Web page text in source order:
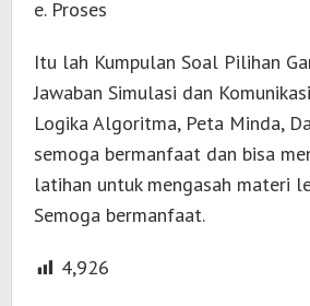
e. Proses
Itu lah Kumpulan Soal Pilihan
Jawaban Simulasi dan
Logika Algoritma, Peta Minda,
semoga bermanfaat dan bisa
latihan untuk mengasah materi
Semoga bermanfaat.
4,926